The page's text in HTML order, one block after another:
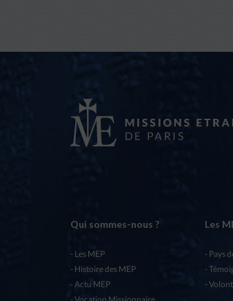
Qui sommes-nous ?
Les MEP
Histoire des MEP
Actu MEP
Les
Pays